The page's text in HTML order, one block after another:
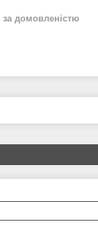
за домовленістю